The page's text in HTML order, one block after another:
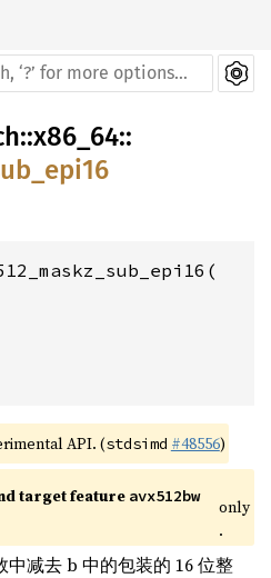
::x86_64::
API. (stdsimd #48556)
target feature avx512bw
only
.
中减去 b 中的包装的 16 位整